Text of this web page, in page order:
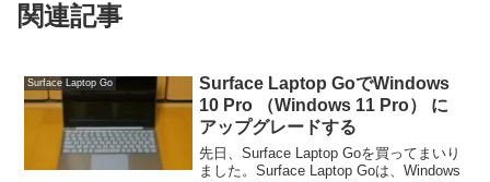
関連記事
Surface Laptop Go
Surface Laptop GoでWindows
10 Pro （Windows 11 Pro） に
アップグレードする
先日、Surface Laptop Goを買ってまいり
ました。Surface Laptop Goは、Windows